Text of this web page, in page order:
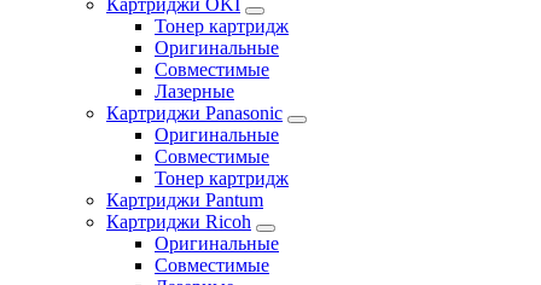
Картриджи OKI
Тонер картридж
Оригинальные
Совместимые
Лазерные
Картриджи Panasonic
Оригинальные
Совместимые
Тонер картридж
Картриджи Pantum
Картриджи Ricoh
Оригинальные
Совместимые